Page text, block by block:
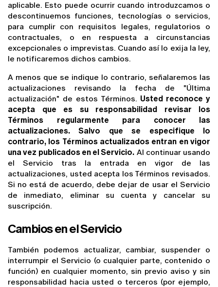
aplicable. Esto puede ocurrir cuando introduzcamos o
descontinuemos funciones, tecnologías o servicios,
para cumplir con requisitos legales, regulatorios o
contractuales, o en respuesta a circunstancias
excepcionales o imprevistas. Cuando así lo exija la ley,
le notificaremos dichos cambios.
A menos que se indique lo contrario, señalaremos las
actualizaciones revisando la fecha de "Última
actualización" de estos Términos. Usted reconoce y
acepta que es su responsabilidad revisar los
Términos regularmente para conocer las
actualizaciones. Salvo que se especifique lo
contrario, los Términos actualizados entran en vigor
una vez publicados en el Servicio. Al continuar usando
el Servicio tras la entrada en vigor de las
actualizaciones, usted acepta los Términos revisados.
Si no está de acuerdo, debe dejar de usar el Servicio
de inmediato, eliminar su cuenta y cancelar su
suscripción.
Cambios en el Servicio
También podemos actualizar, cambiar, suspender o
interrumpir el Servicio (o cualquier parte, contenido o
función) en cualquier momento, sin previo aviso y sin
responsabilidad hacia usted o terceros (por ejemplo,